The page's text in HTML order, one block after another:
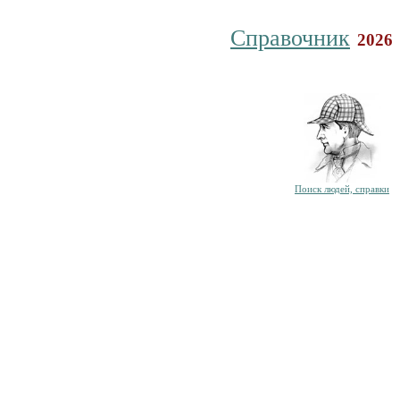
Справочник 2026
Поиск людей, справки